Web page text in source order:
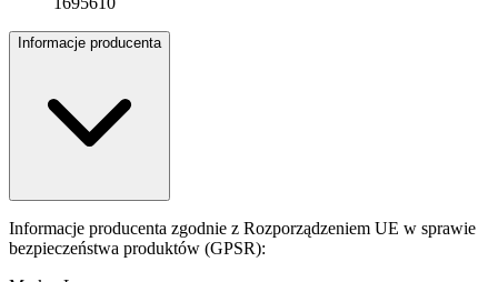
Informacje producenta
Informacje producenta zgodnie z Rozporządzeniem UE w sprawie
bezpieczeństwa produktów (GPSR):